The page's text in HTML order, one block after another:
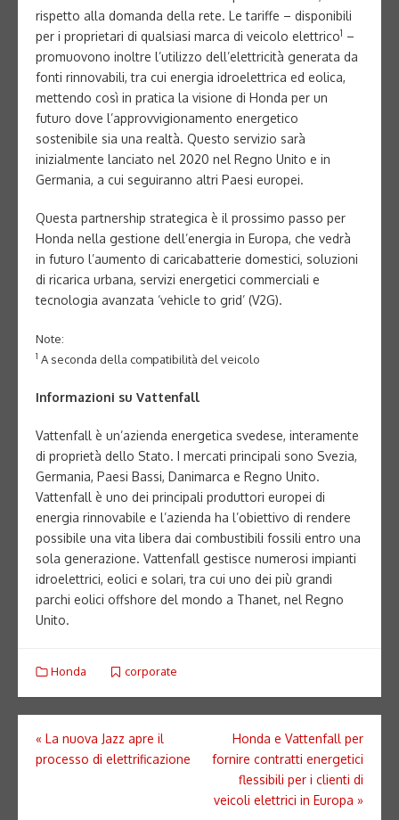
rispetto alla domanda della rete. Le tariffe – disponibili
per i proprietari di qualsiasi marca di veicolo elettrico1 –
promuovono inoltre l’utilizzo dell’elettricità generata da
fonti rinnovabili, tra cui energia idroelettrica ed eolica,
mettendo così in pratica la visione di Honda per un
futuro dove l’approvvigionamento energetico
sostenibile sia una realtà. Questo servizio sarà
inizialmente lanciato nel 2020 nel Regno Unito e in
Germania, a cui seguiranno altri Paesi europei.
Questa partnership strategica è il prossimo passo per
Honda nella gestione dell’energia in Europa, che vedrà
in futuro l’aumento di caricabatterie domestici, soluzioni
di ricarica urbana, servizi energetici commerciali e
tecnologia avanzata ‘vehicle to grid’ (V2G).
Note:
1 A seconda della compatibilità del veicolo
Informazioni su Vattenfall
Vattenfall è un’azienda energetica svedese, interamente
di proprietà dello Stato. I mercati principali sono Svezia,
Germania, Paesi Bassi, Danimarca e Regno Unito.
Vattenfall è uno dei principali produttori europei di
energia rinnovabile e l’azienda ha l’obiettivo di rendere
possibile una vita libera dai combustibili fossili entro una
sola generazione. Vattenfall gestisce numerosi impianti
idroelettrici, eolici e solari, tra cui uno dei più grandi
parchi eolici offshore del mondo a Thanet, nel Regno
Unito.
Honda corporate
Navigazione
articoli
« La nuova Jazz apre il
processo di elettrificazione
Honda e Vattenfall per
fornire contratti energetici
flessibili per i clienti di
veicoli elettrici in Europa »